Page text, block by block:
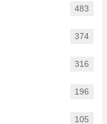
483
374
316
196
105